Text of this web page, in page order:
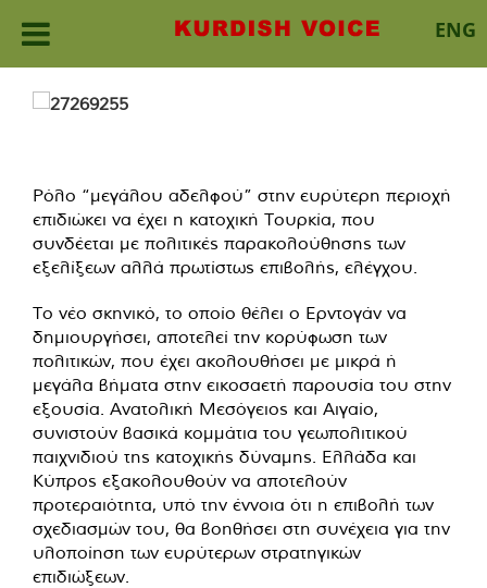
ENG
Ρόλο “μεγάλου αδελφού” στην ευρύτερη περιοχή
επιδιώκει να έχει η κατοχική Τουρκία, που
συνδέεται με πολιτικές παρακολούθησης των
εξελίξεων αλλά πρωτίστως επιβολής, ελέγχου.
Το νέο σκηνικό, το οποίο θέλει ο Ερντογάν να
δημιουργήσει, αποτελεί την κορύφωση των
πολιτικών, που έχει ακολουθήσει με μικρά ή
μεγάλα βήματα στην εικοσαετή παρουσία του στην
εξουσία. Ανατολική Μεσόγειος και Αιγαίο,
συνιστούν βασικά κομμάτια του γεωπολιτικού
παιχνιδιού της κατοχικής δύναμης. Ελλάδα και
Κύπρος εξακολουθούν να αποτελούν
προτεραιότητα, υπό την έννοια ότι η επιβολή των
σχεδιασμών του, θα βοηθήσει στη συνέχεια για την
υλοποίηση των ευρύτερων στρατηγικών
επιδιώξεων.